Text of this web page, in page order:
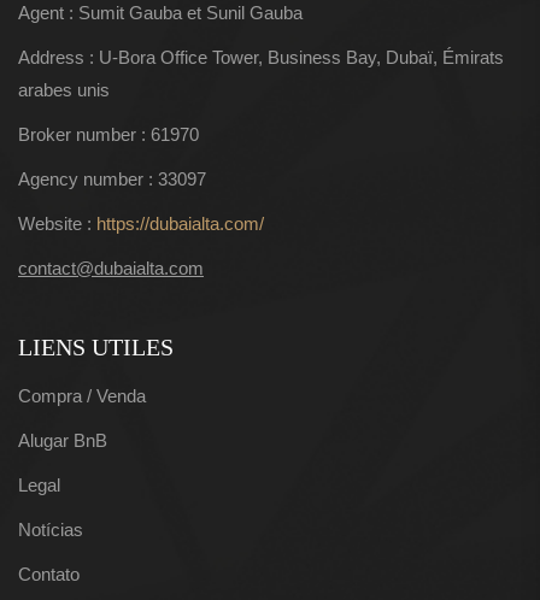
Agent : Sumit Gauba et Sunil Gauba
Address : U-Bora Office Tower, Business Bay, Dubaï, Émirats
arabes unis
Broker number : 61970
Agency number : 33097
Website : https://dubaialta.com/
contact@dubaialta.com
LIENS UTILES
Compra / Venda
Alugar BnB
Legal
Notícias
Contato